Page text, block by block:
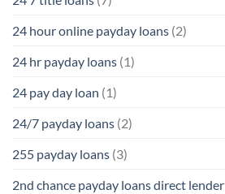
24 hour online payday loans (2)
24 hr payday loans (1)
24 pay day loan (1)
24/7 payday loans (2)
255 payday loans (3)
2nd chance payday loans direct lender